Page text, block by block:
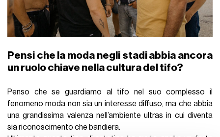
Pensi che la moda negli stadi abbia ancora
un ruolo chiave nella cultura del tifo?
Penso che se guardiamo al tifo nel suo complesso il
fenomeno moda non sia un interesse diffuso, ma che abbia
una grandissima valenza nell’ambiente ultras in cui diventa
sia riconoscimento che bandiera.